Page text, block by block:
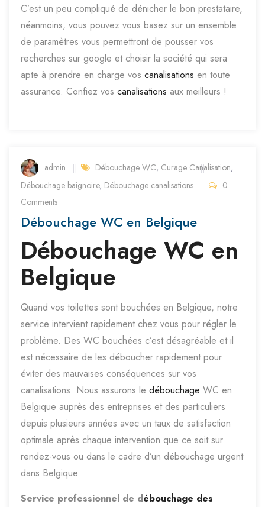
C’est un peu compliqué de dénicher le bon prestataire,
néanmoins, vous pouvez vous basez sur un ensemble
de paramètres vous permettront de pousser vos
recherches sur google et choisir la société qui sera
apte à prendre en charge vos canalisations en toute
assurance. Confiez vos canalisations aux meilleurs !
admin Débouchage WC, Curage Canalisation,
Débouchage baignoire, Débouchage canalisations
0
Comments
Débouchage WC en Belgique
Débouchage WC en
Belgique
Quand vos toilettes sont bouchées en Belgique, notre
service intervient rapidement chez vous pour régler le
problème. Des WC bouchées c’est désagréable et il
est nécessaire de les déboucher rapidement pour
éviter des mauvaises conséquences sur vos
canalisations. Nous assurons le débouchage WC en
Belgique auprès des entreprises et des particuliers
depuis plusieurs années avec un taux de satisfaction
optimale après chaque intervention que ce soit sur
rendez-vous ou dans le cadre d’un débouchage urgent
dans Belgique.
Service professionnel de débouchage des